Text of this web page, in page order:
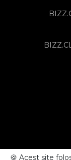
🍪 Acest site